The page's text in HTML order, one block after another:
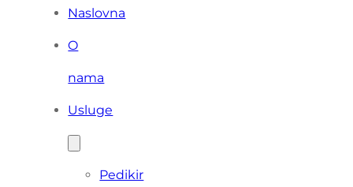
Naslovna
O
nama
Usluge
Pedikir